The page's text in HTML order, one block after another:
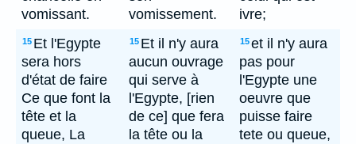
vomissant.
vomissement.
ivre;
15 Et l'Egypte
sera hors
d'état de faire
Ce que font la
tête et la
queue, La
15 Et il n'y aura
aucun ouvrage
qui serve à
l'Egypte, [rien
de ce] que fera
la tête ou la
15et il n'y aura
pas pour
l'Egypte une
oeuvre que
puisse faire
tete ou queue,